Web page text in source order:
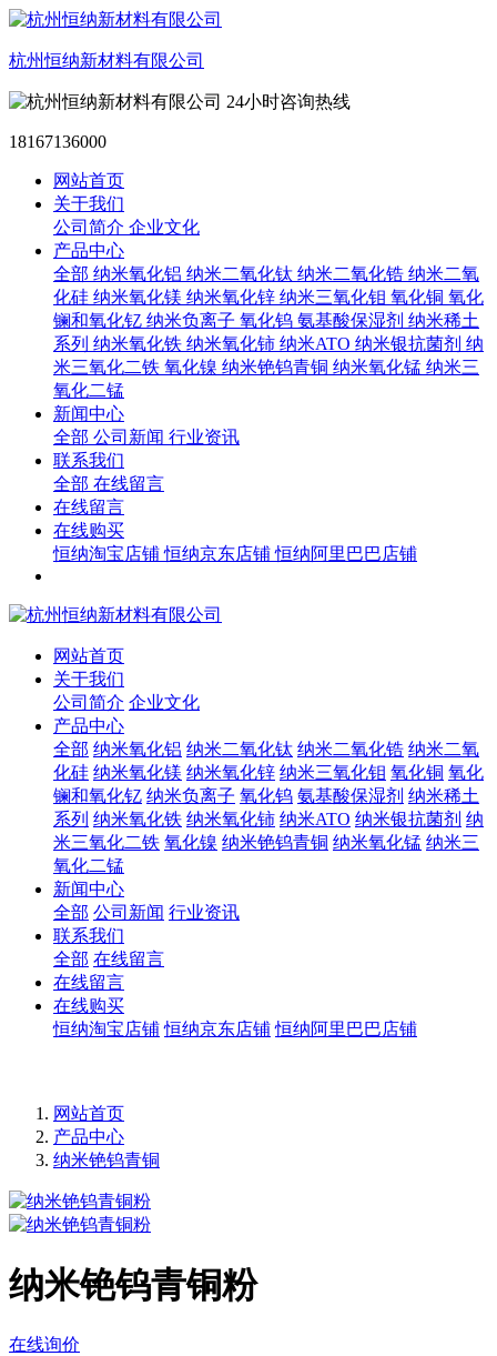
杭州恒纳新材料有限公司
24小时咨询热线
18167136000
网站首页
关于我们
公司简介 企业文化
产品中心
全部 纳米氧化铝 纳米二氧化钛 纳米二氧化锆 纳米二氧
化硅 纳米氧化镁 纳米氧化锌 纳米三氧化钼 氧化铜 氧化
镧和氧化钇 纳米负离子 氧化钨 氨基酸保湿剂 纳米稀土
系列 纳米氧化铁 纳米氧化铈 纳米ATO 纳米银抗菌剂 纳
米三氧化二铁 氧化镍 纳米铯钨青铜 纳米氧化锰 纳米三
氧化二锰
新闻中心
全部 公司新闻 行业资讯
联系我们
全部 在线留言
在线留言
在线购买
恒纳淘宝店铺 恒纳京东店铺 恒纳阿里巴巴店铺
网站首页
关于我们
公司简介 企业文化
产品中心
全部 纳米氧化铝 纳米二氧化钛 纳米二氧化锆 纳米二氧
化硅 纳米氧化镁 纳米氧化锌 纳米三氧化钼 氧化铜 氧化
镧和氧化钇 纳米负离子 氧化钨 氨基酸保湿剂 纳米稀土
系列 纳米氧化铁 纳米氧化铈 纳米ATO 纳米银抗菌剂 纳
米三氧化二铁 氧化镍 纳米铯钨青铜 纳米氧化锰 纳米三
氧化二锰
新闻中心
全部 公司新闻 行业资讯
联系我们
全部 在线留言
在线留言
在线购买
恒纳淘宝店铺 恒纳京东店铺 恒纳阿里巴巴店铺
网站首页
产品中心
纳米铯钨青铜
纳米铯钨青铜粉
在线询价